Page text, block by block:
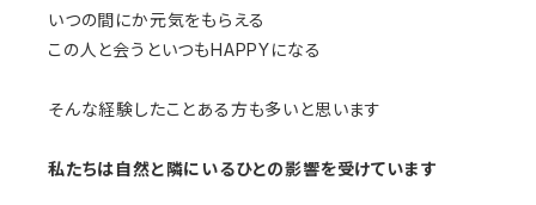
いつの間にか元気をもらえる
この人と会うといつもHAPPYになる
そんな経験したことある方も多いと思います
私たちは自然と隣にいるひとの影響を受けています